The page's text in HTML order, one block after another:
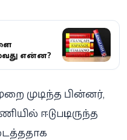
என்ன?
முடிந்த பின்னர்,
ஈடுபட்டிருந்த